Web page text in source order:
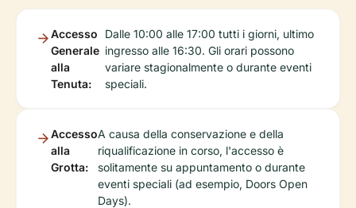
Accesso
Generale
alla
Tenuta:
Dalle 10:00 alle 17:00 tutti i giorni, ultimo
ingresso alle 16:30. Gli orari possono
variare stagionalmente o durante eventi
speciali.
Accesso
alla
Grotta:
A causa della conservazione e della
riqualificazione in corso, l'accesso è
solitamente su appuntamento o durante
eventi speciali (ad esempio, Doors Open
Days).